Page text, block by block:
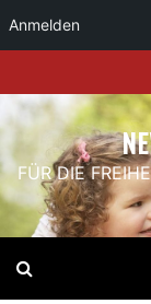
Anmelden
to
content
FÜR DIE